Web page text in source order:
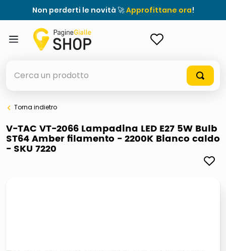
Non perderti le novità 🚀Approfittane ora!
elenchi telefonici
meme
Torna indietro
V-TAC VT-2066 Lampadina LED E27 5W Bulb
ST64 Amber filamento - 2200K Bianco caldo
- SKU 7220